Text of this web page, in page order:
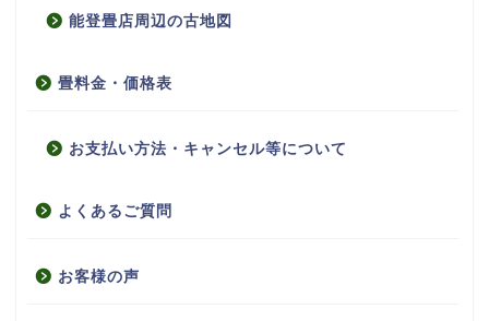
能登畳店周辺の古地図
畳料金・価格表
お支払い方法・キャンセル等について
よくあるご質問
お客様の声